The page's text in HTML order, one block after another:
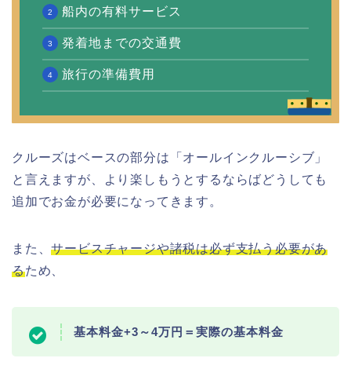
船内の有料サービス
発着地までの交通費
旅行の準備費用
クルーズはベースの部分は「オールインクルーシブ」
と言えますが、より楽しもうとするならばどうしても
追加でお金が必要になってきます。
また、サービスチャージや諸税は必ず支払う必要があ
るため、
基本料金+3～4万円＝実際の基本料金